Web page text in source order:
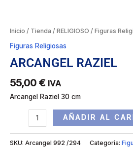
Inicio / Tienda / RELIGIOSO / Figuras
Figuras Religiosas
ARCANGEL RAZIEL
55,00 € IVA
Arcangel Raziel 30 cm
AÑADIR AL
SKU: Arcangel 992 /294 Categoría: